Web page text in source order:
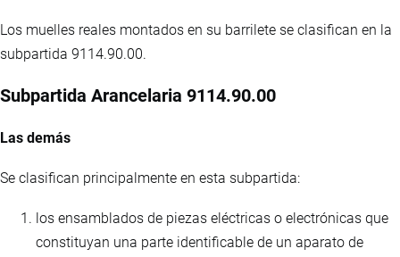
Los muelles reales montados en su barrilete se clasifican en la
subpartida 9114.90.00.
Subpartida Arancelaria 9114.90.00
Las demás
Se clasifican principalmente en esta subpartida:
los ensamblados de piezas eléctricas o electrónicas que
constituyan una parte identificable de un aparato de